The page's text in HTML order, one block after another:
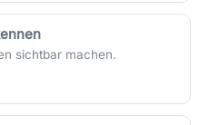
sichtbar machen.